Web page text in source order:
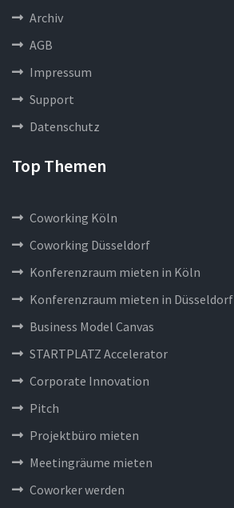
Archiv
AGB
Impressum
Support
Datenschutz
Top Themen
Coworking Köln
Coworking Düsseldorf
Konferenzraum mieten in Köln
Konferenzraum mieten in Düsseldorf
Business Model Canvas
STARTPLATZ Accelerator
Corporate Innovation
Pitch
Projektbüro mieten
Meetingräume mieten
Coworker werden